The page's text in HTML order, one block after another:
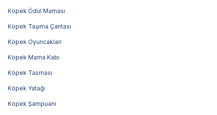
Köpek Ödül Maması
Köpek Taşıma Çantası
Köpek Oyuncakları
Köpek Mama Kabı
Köpek Tasması
Köpek Yatağı
Köpek Şampuanı